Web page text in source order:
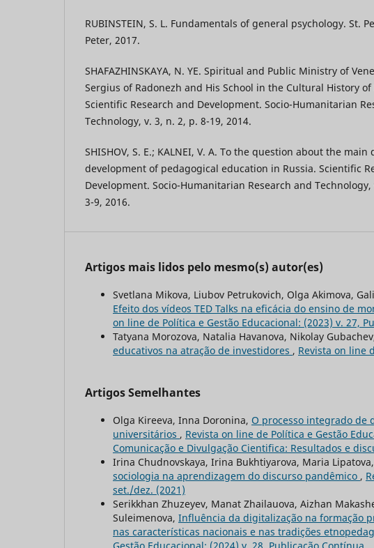
RUBINSTEIN, S. L. Fundamentals of general psychology. St.
Peter, 2017.
SHAFAZHINSKAYA, N. YE. Spiritual and Public Ministry of
Sergius of Radonezh and His School in the Cultural History of
Scientific Research and Development. Socio-Humanitarian
Technology, v. 3, n. 2, p. 8-19, 2014.
SHISHOV, S. E.; KALNEI, V. A. To the question about the
development of pedagogical education in Russia. Scientific
Development. Socio-Humanitarian Research and Technology,
3-9, 2016.
Artigos mais lidos pelo mesmo(s) autor(es)
Svetlana Mikova, Liubov Petrukovich, Olga Akimova,
Efeito dos vídeos TED Talks na eficácia do ensino de
on line de Política e Gestão Educacional: (2023) v. 27,
Tatyana Morozova, Natalia Havanova, Nikolay
educativos na atração de investidores , Revista on line
Artigos Semelhantes
Olga Kireeva, Inna Doronina, O processo integrado de
universitários , Revista on line de Política e Gestão
Comunicação e Divulgação Cientifica: Resultados e
Irina Chudnovskaya, Irina Bukhtiyarova, Maria Lipatova,
sociologia na aprendizagem do discurso pandêmico ,
set./dez. (2021)
Serikkhan Zhuzeyev, Manat Zhailauova, Aizhan
Suleimenova, Influência da digitalização na formação
nas características nacionais e nas tradições